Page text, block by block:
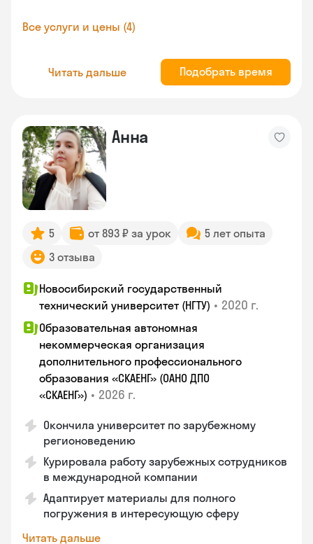
Все услуги и цены (4)
Читать дальше Подобрать время
Анна
5 от 893 ₽ за урок
5 лет опыта
3 отзыва
Новосибирский государственный
технический университет (НГТУ) • 2020 г.
Образовательная автономная
некоммерческая организация
дополнительного профессионального
образования «СКАЕНГ» (ОАНО ДПО
«СКАЕНГ») • 2026 г.
Окончила университет по зарубежному
регионоведению
Курировала работу зарубежных сотрудников
в международной компании
Адаптирует материалы для полного
погружения в интересующую сферу
Читать дальше